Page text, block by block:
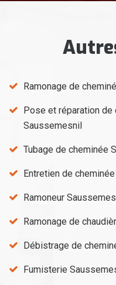
Ramonage de
Pose et réparation de
Saussemesnil
Tubage de cheminée
Entretien de
Ramoneur
Ramonage de
Débistrage de
Fumisterie